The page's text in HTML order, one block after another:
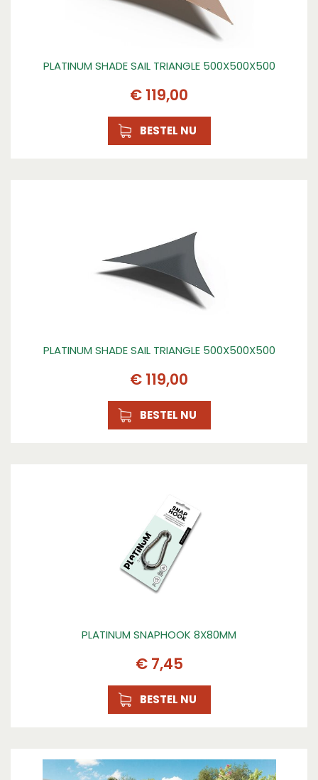
PLATINUM SHADE SAIL TRIANGLE 500X500X500
€ 119,00
BESTEL NU
PLATINUM SHADE SAIL TRIANGLE 500X500X500
€ 119,00
BESTEL NU
PLATINUM SNAPHOOK 8X80MM
€ 7,45
BESTEL NU